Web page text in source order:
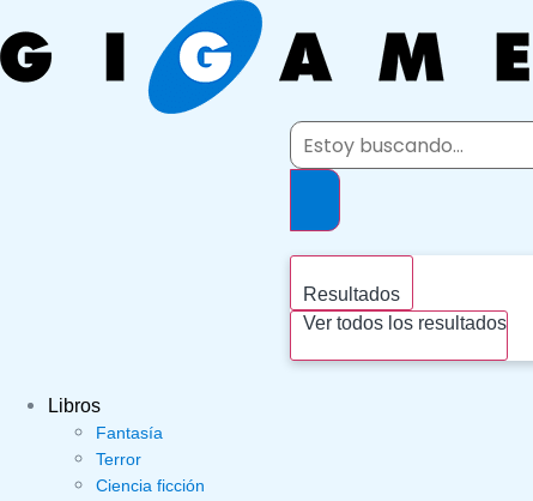
al
contenido
Search
Resultados
Ver todos los resultados
Libros
Fantasía
Terror
Ciencia ficción